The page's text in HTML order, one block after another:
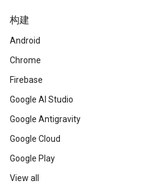
构建
Android
Chrome
Firebase
Google AI Studio
Google Antigravity
Google Cloud
Google Play
View all